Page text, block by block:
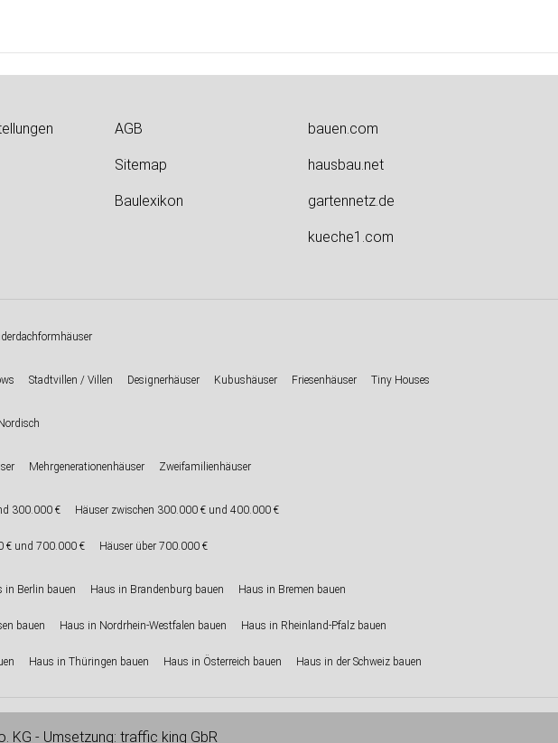
AGB
Sitemap
Baulexikon
bauen.com
hausbau.net
gartennetz.de
kueche1.com
Stadtvillen / Villen Designerhäuser Kubushäuser Friesenhäuser Tiny Houses
Mehrgenerationenhäuser Zweifamilienhäuser
300.000 € Häuser zwischen 300.000 € und 400.000 €
€ und 700.000 € Häuser über 700.000 €
in Berlin bauen Haus in Brandenburg bauen Haus in Bremen bauen
bauen Haus in Nordrhein-Westfalen bauen Haus in Rheinland-Pfalz bauen
Haus in Thüringen bauen Haus in Österreich bauen Haus in der Schweiz bauen
KG - Umsetzung: traffic king GbR